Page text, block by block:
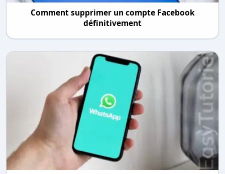
Comment supprimer un compte Facebook
définitivement